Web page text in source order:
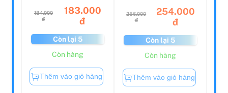
184.000
đ
183.000
đ
Còn lại 5
Còn hàng
Thêm vào giỏ hàng
đ
254.000
đ
Còn lại 5
Còn hàng
Thêm vào giỏ hàng